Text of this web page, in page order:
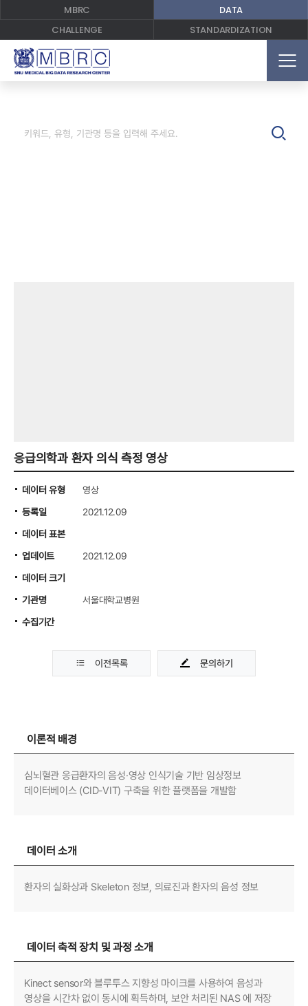
MBRC
DATA
CHALLENGE
STANDARDIZATION
응급의학과 환자 의식 측정 영상
데이터 유형
영상
등록일
2021.12.09
데이터 표본
업데이트
2021.12.09
데이터 크기
기관명
서울대학교병원
수집기간
이전목록 문의하기
이론적 배경
심뇌혈관 응급환자의 음성·영상 인식기술 기반 임상정보
데이터베이스 (CID-VIT) 구축을 위한 플랫폼을 개발함
데이터 소개
환자의 실화상과 Skeleton 정보, 의료진과 환자의 음성 정보
데이터 축적 장치 및 과정 소개
Kinect sensor와 블루투스 지향성 마이크를 사용하여 음성과
영상을 시간차 없이 동시에 획득하며, 보안 처리된 NAS 에 저장